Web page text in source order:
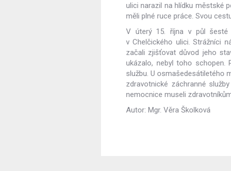
ulici narazil na hlídku městské
měli plné ruce práce. Svou
V úterý 15. října v půl šesté
v Chelčického ulici. Strážníci
začali zjišťovat důvod jeho
ukázalo, nebyl toho schopen.
službu. U osmašedesátiletého
zdravotnické záchranné
nemocnice museli
Autor: Mgr. Věra Školková